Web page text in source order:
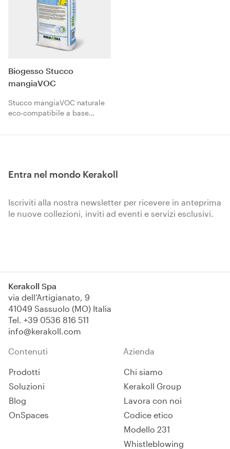
Biogesso Stucco
mangiaVOC
Stucco mangiaVOC naturale
eco-compatibile a base
Biogesso Kerakoll per
abbattimento degli inquinanti
Entra nel mondo Kerakoll
Iscriviti alla nostra newsletter per ricevere in anteprima
le nuove collezioni, inviti ad eventi e servizi esclusivi.
Kerakoll Spa
via dell’Artigianato, 9
41049 Sassuolo (MO) Italia
Tel. +39 0536 816 511
info@kerakoll.com
Contenuti
Prodotti
Soluzioni
Blog
OnSpaces
Azienda
Chi siamo
Kerakoll Group
Lavora con noi
Codice etico
Modello 231
Whistleblowing